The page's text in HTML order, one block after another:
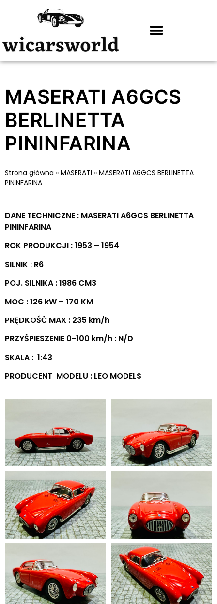
MASERATI A6GCS
BERLINETTA
PININFARINA
Strona główna » MASERATI » MASERATI A6GCS BERLINETTA
PININFARINA
DANE TECHNICZNE : MASERATI A6GCS BERLINETTA
PININFARINA
ROK PRODUKCJI : 1953 – 1954
SILNIK : R6
POJ. SILNIKA : 1986 CM3
MOC : 126 kW – 170 KM
PRĘDKOŚĆ MAX : 235 km/h
PRZYŚPIESZENIE 0-100 km/h : N/D
SKALA : 1:43
PRODUCENT MODELU : LEO MODELS